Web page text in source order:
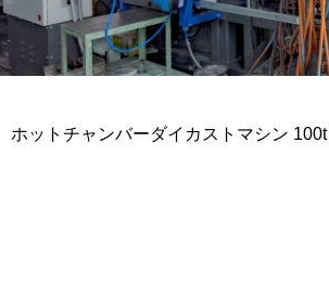
ホットチャンバーダイカストマシン 100t